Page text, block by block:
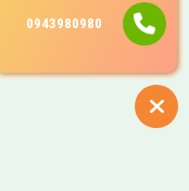
0943980980